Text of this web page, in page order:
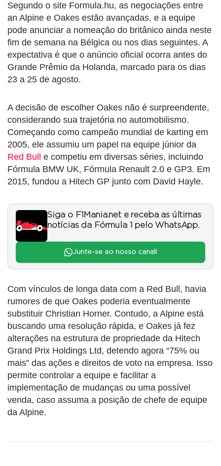
Segundo o site Formula.hu, as negociações entre
an Alpine e Oakes estão avançadas, e a equipe
pode anunciar a nomeação do britânico ainda neste
fim de semana na Bélgica ou nos dias seguintes. A
expectativa é que o anúncio oficial ocorra antes do
Grande Prêmio da Holanda, marcado para os dias
23 a 25 de agosto.
A decisão de escolher Oakes não é surpreendente,
considerando sua trajetória no automobilismo.
Começando como campeão mundial de karting em
2005, ele assumiu um papel na equipe júnior da
Red Bull
e competiu em diversas séries, incluindo
Fórmula BMW UK, Fórmula Renault 2.0 e GP3. Em
2015, fundou a Hitech GP junto com David Hayle.
Siga o F1Mania.net e receba as últimas
notícias da Fórmula 1 pelo WhatsApp.
Junte-se ao nosso canal!
Com vínculos de longa data com a Red Bull, havia
rumores de que Oakes poderia eventualmente
substituir Christian Horner. Contudo, a Alpine está
buscando uma resolução rápida, e Oakes já fez
alterações na estrutura de propriedade da Hitech
Grand Prix Holdings Ltd, detendo agora “75% ou
mais” das ações e direitos de voto na empresa. Isso
permite controlar a equipe e facilitar a
implementação de mudanças ou uma possível
venda, caso assuma a posição de chefe de equipe
da Alpine.